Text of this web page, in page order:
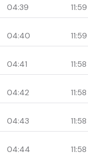
04:39 11:59
04:40 11:59
04:41 11:58
04:42 11:58
04:43 11:58
04:44 11:58